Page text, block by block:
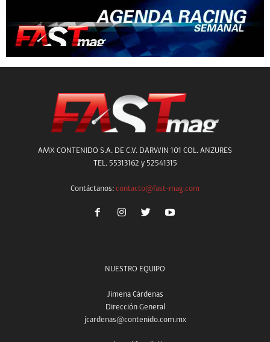
AMX CONTENIDO S.A. DE C.V. DARWIN 101 COL. ANZURES
TEL. 55313162 y 52541315
Contáctanos: contacto@fast-mag.com
NUESTRO EQUIPO
Jimena Cárdenas
Dirección General
jcardenas@contenido.com.mx